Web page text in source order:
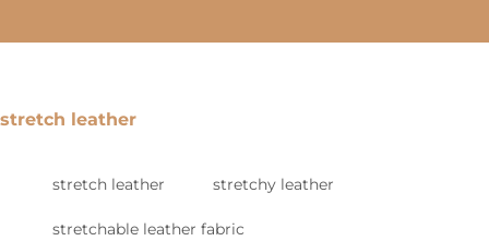
stretch leather
stretch leather stretchy leather
stretchable leather fabric